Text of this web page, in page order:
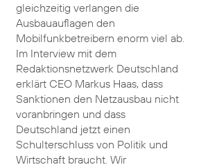
gleichzeitig verlangen die
Ausbauauflagen den
Mobilfunkbetreibern enorm viel ab.
Im Interview mit dem
Redaktionsnetzwerk Deutschland
erklärt CEO Markus Haas, dass
Sanktionen den Netzausbau nicht
voranbringen und dass
Deutschland jetzt einen
Schulterschluss von Politik und
Wirtschaft braucht. Wir